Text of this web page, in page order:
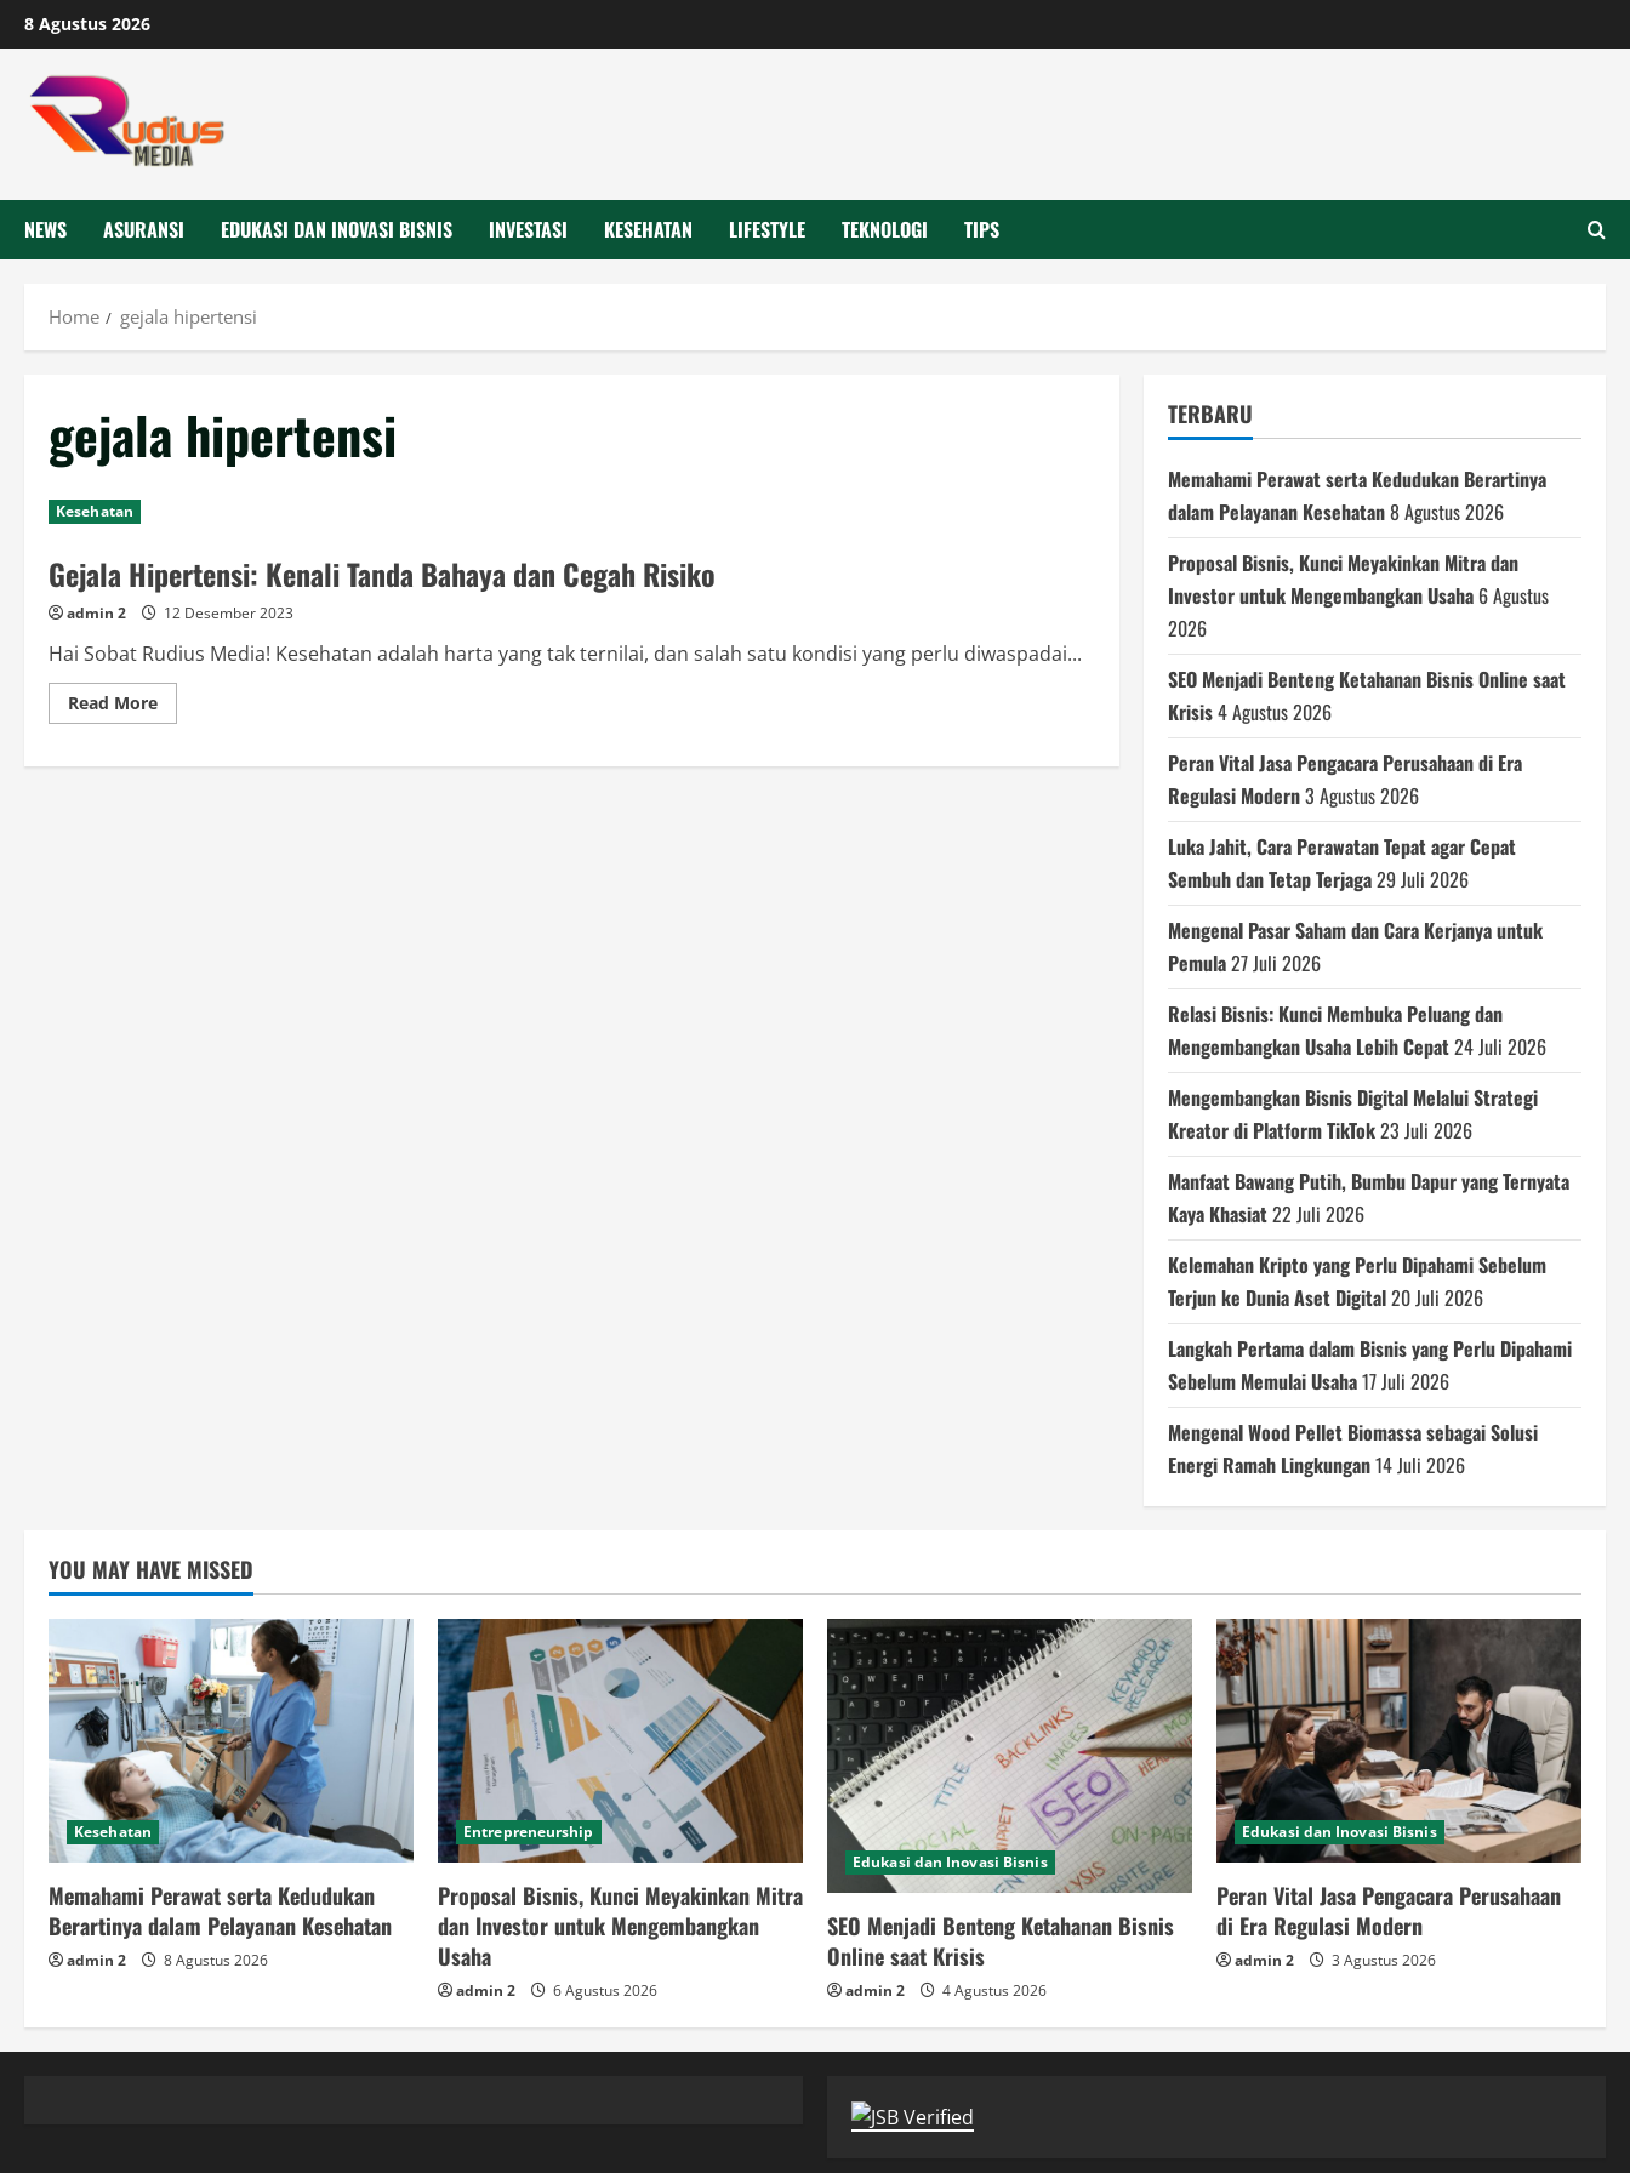
Skip
to
content
8 Agustus 2026
NEWS ASURANSI EDUKASI DAN INOVASI BISNIS INVESTASI KESEHATAN LIFESTYLE TEKNOLOGI TIPS
Home gejala hipertensi
gejala hipertensi
Kesehatan
Gejala Hipertensi: Kenali Tanda Bahaya dan Cegah Risiko
admin 2 12 Desember 2023
Hai Sobat Rudius Media! Kesehatan adalah harta yang tak ternilai, dan salah satu kondisi yang perlu diwaspadai...
Read MoreRead
more
Hipertensi:
TERBARU
Memahami Perawat serta Kedudukan Berartinya
dalam Pelayanan Kesehatan8 Agustus 2026
Proposal Bisnis, Kunci Meyakinkan Mitra dan
Investor untuk Mengembangkan Usaha 6 Agustus
2026
SEO Menjadi Benteng Ketahanan Bisnis Online saat
Krisis4 Agustus 2026
Peran Vital Jasa Pengacara Perusahaan di Era
Regulasi Modern3 Agustus 2026
Luka Jahit, Cara Perawatan Tepat agar Cepat
Sembuh dan Tetap Terjaga29 Juli 2026
Mengenal Pasar Saham dan Cara Kerjanya untuk
Pemula27 Juli 2026
Relasi Bisnis: Kunci Membuka Peluang dan
Mengembangkan Usaha Lebih Cepat24 Juli 2026
Mengembangkan Bisnis Digital Melalui Strategi
Kreator di Platform TikTok23 Juli 2026
Manfaat Bawang Putih, Bumbu Dapur yang Ternyata
Kaya Khasiat22 Juli 2026
Kelemahan Kripto yang Perlu Dipahami Sebelum
Terjun ke Dunia Aset Digital20 Juli 2026
Langkah Pertama dalam Bisnis yang Perlu Dipahami
Sebelum Memulai Usaha17 Juli 2026
Mengenal Wood Pellet Biomassa sebagai Solusi
Energi Ramah Lingkungan14 Juli 2026
YOU MAY HAVE MISSED
Kesehatan
Memahami Perawat serta Kedudukan
Berartinya dalam Pelayanan Kesehatan
admin 2 8 Agustus 2026
Entrepreneurship
Proposal Bisnis, Kunci Meyakinkan Mitra
dan Investor untuk Mengembangkan
Usaha
admin 2 6 Agustus 2026
Edukasi dan Inovasi Bisnis
SEO Menjadi Benteng Ketahanan Bisnis
Online saat Krisis
admin 2 4 Agustus 2026
Edukasi dan Inovasi Bisnis
Peran Vital Jasa Pengacara Perusahaan
di Era Regulasi Modern
admin 2 3 Agustus 2026